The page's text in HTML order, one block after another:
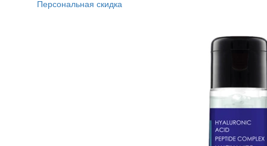
Персональная скидка